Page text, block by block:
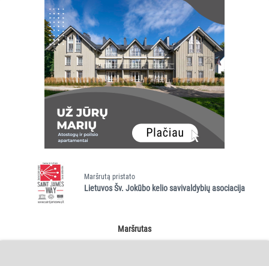
Maršrutas
Maršrutą pristato
Lietuvos Šv. Jokūbo kelio savivaldybių asociacija